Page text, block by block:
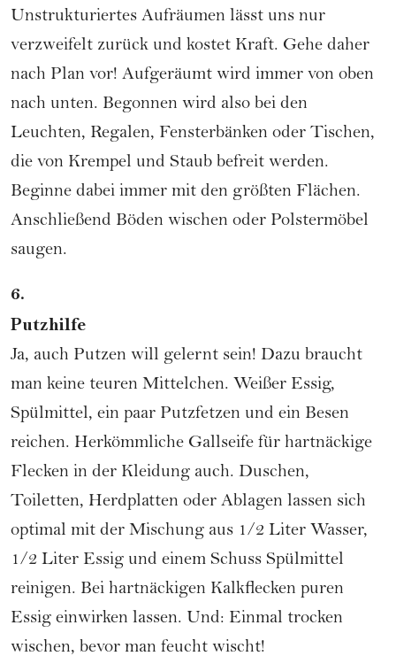
Unstrukturiertes Aufräumen lässt uns nur
verzweifelt zurück und kostet Kraft. Gehe daher
nach Plan vor! Aufgeräumt wird immer von oben
nach unten. Begonnen wird also bei den
Leuchten, Regalen, Fensterbänken oder Tischen,
die von Krempel und Staub befreit werden.
Beginne dabei immer mit den größten Flächen.
Anschließend Böden wischen oder Polstermöbel
saugen.
6.
Putzhilfe
Ja, auch Putzen will gelernt sein! Dazu braucht
man keine teuren Mittelchen. Weißer Essig,
Spülmittel, ein paar Putzfetzen und ein Besen
reichen. Herkömmliche Gallseife für hartnäckige
Flecken in der Kleidung auch. Duschen,
Toiletten, Herdplatten oder Ablagen lassen sich
optimal mit der Mischung aus 1/2 Liter Wasser,
1/2 Liter Essig und einem Schuss Spülmittel
reinigen. Bei hartnäckigen Kalkflecken puren
Essig einwirken lassen. Und: Einmal trocken
wischen, bevor man feucht wischt!